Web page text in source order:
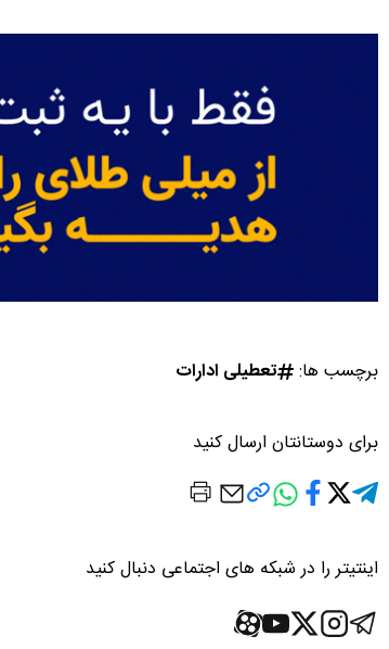
برچسب ها: تعطیلی ادارات
برای دوستانتان ارسال کنید
اینتیتر را در شبکه های اجتماعی دنبال کنید